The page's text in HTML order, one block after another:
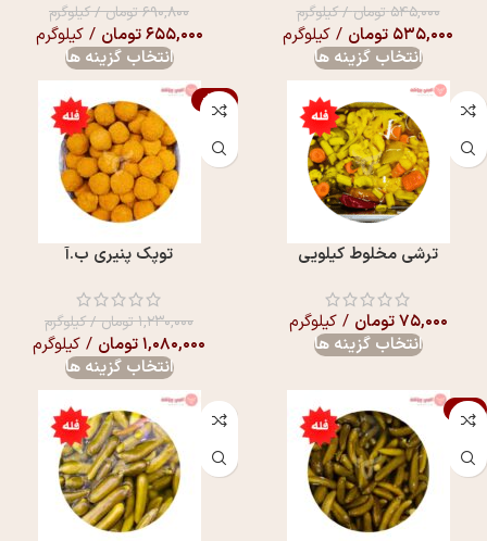
۵۴۵,۰۰۰تومان/ کیلوگرم
۵۳۵,۰۰۰ تومان / کیلوگرم
انتخاب گزینه ها
۶۹۰,۸۰۰تومان/ کیلوگرم
۶۵۵,۰۰۰تومان / کیلوگرم
انتخاب گزینه ها
ترشی مخلوط کیلویی
۷۵,۰۰۰تومان / کیلوگرم
انتخاب گزینه ها
-12%
توپک پنیری ب.آ
۱,۲۳۰,۰۰۰تومان/ کیلوگرم
۱,۰۸۰,۰۰۰تومان / کیلوگرم
انتخاب گزینه ها
-3%